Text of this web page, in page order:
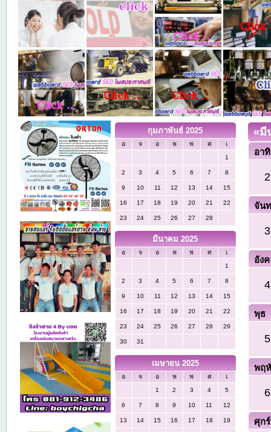
กุมภาพันธ์ 2025
อ จ อ พ พ ศ
เ
1
2 3 4 5 6 7 8
9 10 11 12 13 14 15
16 17 18 19 20 21 22
23 24 25 26 27 28
มีนาคม 2025
อ จ อ พ พ ศ
เ
1
2 3 4 5 6 7 8
9 10 11 12 13 14 15
16 17 18 19 20 21 22
23 24 25 26 27 28 29
30 31
เมษายน 2025
อ จ อ พ พ ศ
เ
1
2 3 4 5
6 7 8 9 10 11 12
13 14 15 16 17 18 19
«มี
อา
2
จัน
3
อัง
4
พุธ
5
พฤ
6
ศุกร์